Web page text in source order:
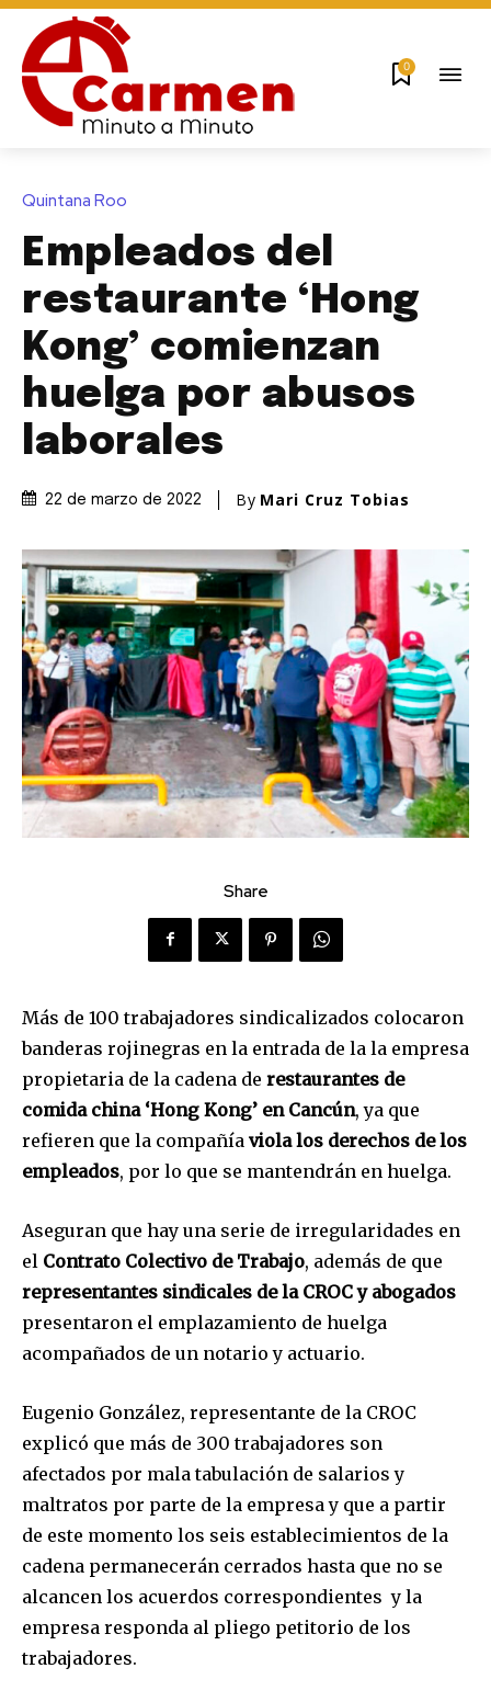
0
Quintana Roo
Empleados del
restaurante ‘Hong
Kong’ comienzan
huelga por abusos
laborales
22 de marzo de 2022 By Mari Cruz Tobias
Share
Más de 100 trabajadores sindicalizados colocaron
banderas rojinegras en la entrada de la la empresa
propietaria de la cadena de restaurantes de
comida china ‘Hong Kong’ en Cancún, ya que
refieren que la compañía viola los derechos de los
empleados, por lo que se mantendrán en huelga.
Aseguran que hay una serie de irregularidades en
el Contrato Colectivo de Trabajo, además de que
representantes sindicales de la CROC y abogados
presentaron el emplazamiento de huelga
acompañados de un notario y actuario.
Eugenio González, representante de la CROC
explicó que más de 300 trabajadores son
afectados por mala tabulación de salarios y
maltratos por parte de la empresa y que a partir
de este momento los seis establecimientos de la
cadena permanecerán cerrados hasta que no se
alcancen los acuerdos correspondientes y la
empresa responda al pliego petitorio de los
trabajadores.